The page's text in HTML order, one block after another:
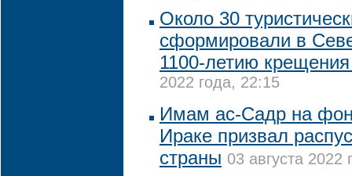
Около 30
сформировали в
1100-летию
2022 года, 22:15
Имам ас-Садр на
Ираке призвал
страны 03 августа 2022